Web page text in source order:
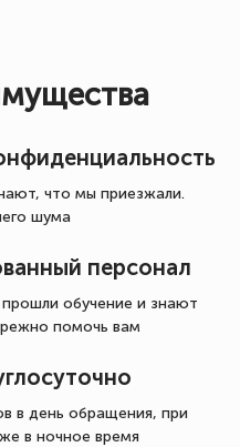
что мы приезжали.
шума
персонал
обучение и знают
помочь вам
в день обращения, при
в ночное время